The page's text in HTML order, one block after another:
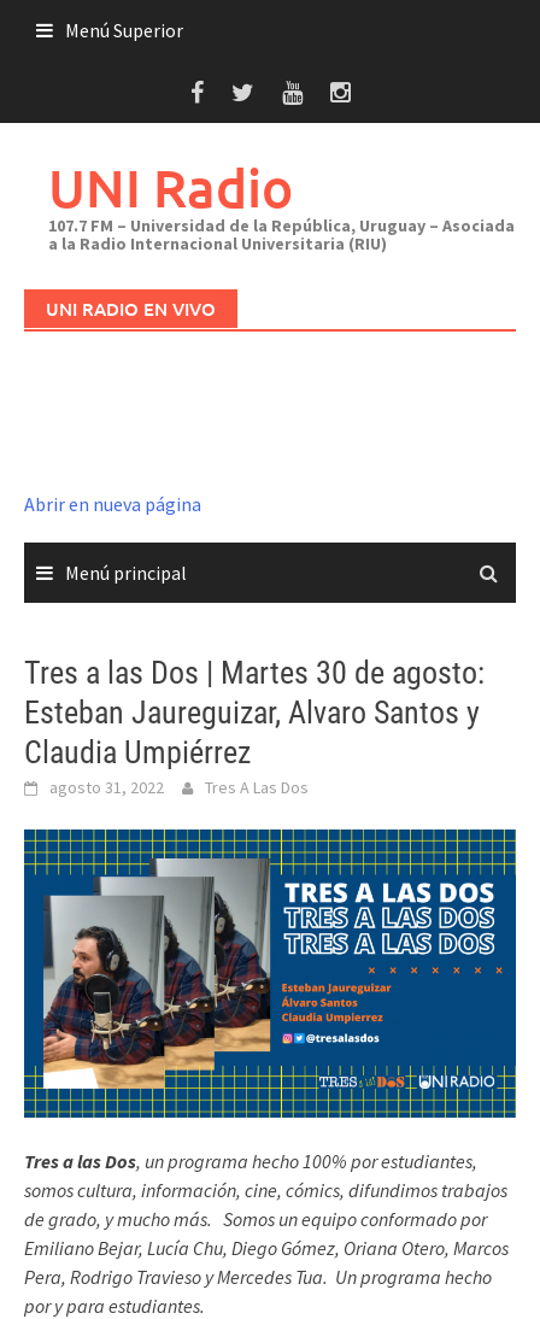
Menú Superior
UNI Radio
107.7 FM – Universidad de la República, Uruguay – Asociada
a la Radio Internacional Universitaria (RIU)
UNI RADIO EN VIVO
Abrir en nueva página
Menú principal
Tres a las Dos | Martes 30 de agosto:
Esteban Jaureguizar, Alvaro Santos y
Claudia Umpiérrez
agosto 31, 2022 Tres A Las Dos
Tres a las Dos, un programa hecho 100% por estudiantes,
somos cultura, información, cine, cómics, difundimos trabajos
de grado, y mucho más. Somos un equipo conformado por
Emiliano Bejar, Lucía Chu, Diego Gómez, Oriana Otero, Marcos
Pera, Rodrigo Travieso y Mercedes Tua. Un programa hecho
por y para estudiantes.